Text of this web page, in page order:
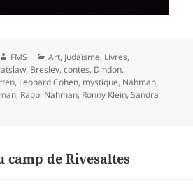
Auteur
FMS Catégories
Art, Judaïsme, Livres,
, Breslev,contes, Dindon,
, Leonard Cohen, mystique, Nahman,
, Rabbi Nahman, Ronny Klein,Sandra
camp de Rivesaltes